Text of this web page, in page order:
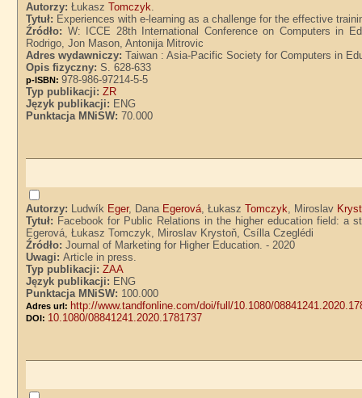
Autorzy:ŁukaszTomczyk.
Tytuł: Experiences with e-learning as a challenge for the effective
Źródło: W: ICCE 28th International Conference on Computers in
Rodrigo, Jon Mason, Antonija Mitrovic
Adres wydawniczy:Taiwan : Asia-Pacific Society for Computers in
Opis fizyczny:S. 628-633
p-ISBN:978-986-97214-5-5
Typ publikacji:ZR
Język publikacji: ENG
Punktacja MNiSW:70.000
Autorzy: Ludwík Eger, Dana Egerová, ŁukaszTomczyk, Miroslav
Tytuł: Facebook for Public Relations in the higher education field: a
Egerová, Łukasz Tomczyk, Miroslav Krystoň, Csílla Czeglédi
Źródło:Journal of Marketing for Higher Education. - 2020
Uwagi:Article in press.
Typ publikacji:ZAA
Język publikacji: ENG
Punktacja MNiSW: 100.000
Adres url: http://www.tandfonline.com/doi/full/10.1080/
DOI: 10.1080/08841241.2020.1781737